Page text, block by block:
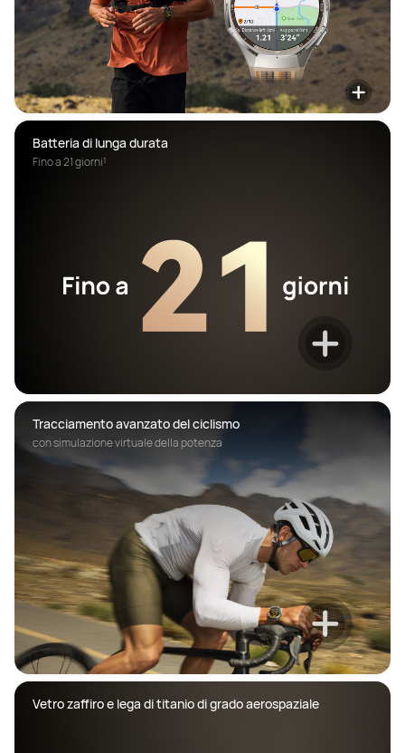
Batteria di lunga durata
Fino a 21 giorni¹
Tracciamento avanzato del ciclismo
con simulazione virtuale della potenza
Vetro zaffiro e lega di titanio di grado aerospaziale